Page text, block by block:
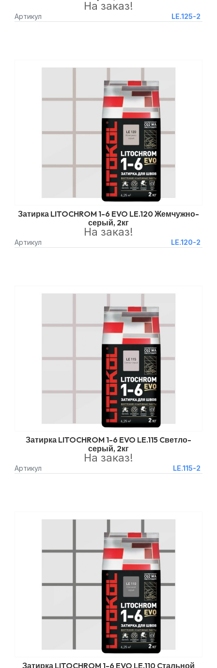
Артикул LE.125-2
На заказ!
Затирка LITOCHROM 1-6 EVO LE.120 Жемчужно-
серый, 2кг
Артикул LE.120-2
На заказ!
Затирка LITOCHROM 1-6 EVO LE.115 Cветло-
серый, 2кг
Артикул LE.115-2
На заказ!
Затирка LITOCHROM 1-6 EVO LE.110 Cтальной